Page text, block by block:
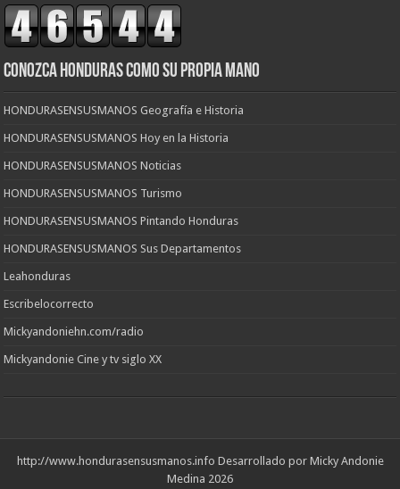
CONOZCA HONDURAS COMO SU PROPIA MANO
HONDURASENSUSMANOS Geografía e Historia
HONDURASENSUSMANOS Hoy en la Historia
HONDURASENSUSMANOS Noticias
HONDURASENSUSMANOS Turismo
HONDURASENSUSMANOS Pintando Honduras
HONDURASENSUSMANOS Sus Departamentos
Leahonduras
Escribelocorrecto
Mickyandoniehn.com/radio
Mickyandonie Cine y tv siglo XX
http://www.hondurasensusmanos.info Desarrollado por Micky Andonie
Medina 2026